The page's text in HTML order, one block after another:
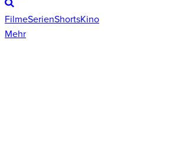
FilmeSerienShortsKino
Mehr